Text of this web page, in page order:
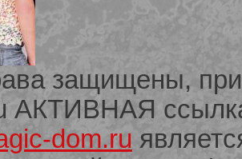
защищены,
АКТИВНАЯ ссылка
dom.ru